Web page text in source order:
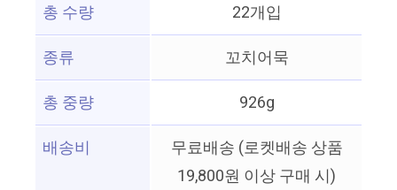
총 수량
22개입
종류
꼬치어묵
총 중량
926g
배송비
무료배송 (로켓배송 상품
19,800원 이상 구매 시)